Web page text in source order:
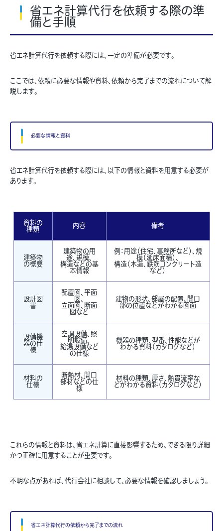
省エネ計算代行を依頼する際の準
備と手順
省エネ計算代行を依頼する際には、一定の準備が必要です。
ここでは、依頼に必要な情報や資料、依頼から完了までの流れについて解
説します。
必要な情報と資料
省エネ計算代行を依頼する際には、以下の情報と資料を用意する必要が
あります。
資料の
種類
内容 備考
建築物
の概要
建築物の用
途、規模、
構造などの基
本情報
例：用途（住宅、事務所など）、規
模（延床面積）、
構造（木造、鉄筋コンクリート造
など）
設計図
書
配置図、平面
図、
立面図、断面
図など
建物の形状、部屋の配置、開口
部の位置などがわかる図面
設備機
器の仕
様
空調設備、照
明設備、
給湯設備など
の仕様
機器の種類、型番、性能などが
わかる資料（カタログなど）
材料の
仕様
断熱材、開口
部材などの仕
様
材料の種類、厚さ、熱貫流率な
どがわかる資料（カタログなど）
これらの情報と資料は、省エネ計算に直接影響するため、できる限り詳細
かつ正確に用意することが重要です。
不明な点があれば、代行会社に相談して、必要な情報を確認しましょう。
省エネ計算代行の依頼から完了までの流れ